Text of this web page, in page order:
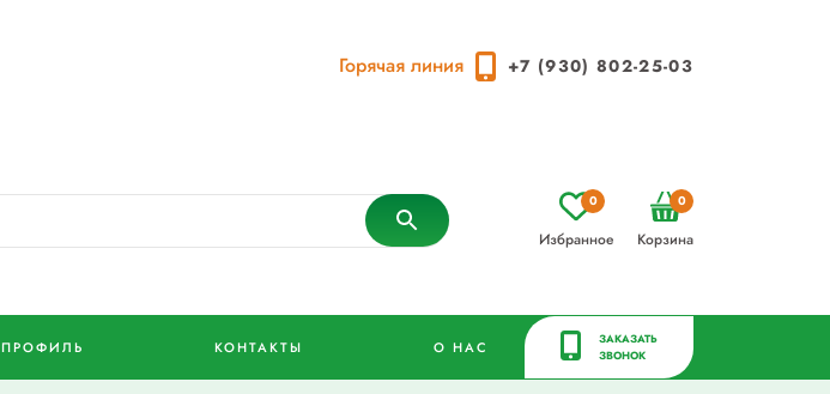
Горячая линия +7 (930) 802-25-03
Избранное
0
Корзина
0
ПРОФИЛЬ КОНТАКТЫ О НАС
ЗАКАЗАТЬ
ЗВОНОК